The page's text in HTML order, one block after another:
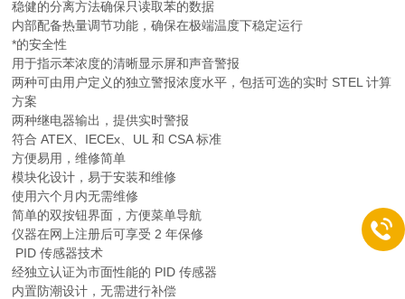
稳健的分离方法确保只读取苯的数据
内部配备热量调节功能，确保在极端温度下稳定运行
*的安全性
用于指示苯浓度的清晰显示屏和声音警报
两种可由用户定义的独立警报浓度水平，包括可选的实时 STEL 计算
方案
两种继电器输出，提供实时警报
符合 ATEX、IECEx、UL 和 CSA 标准
方便易用，维修简单
模块化设计，易于安装和维修
使用六个月内无需维修
简单的双按钮界面，方便菜单导航
仪器在网上注册后可享受 2 年保修
PID 传感器技术
经独立认证为市面性能的 PID 传感器
内置防潮设计，无需进行补偿